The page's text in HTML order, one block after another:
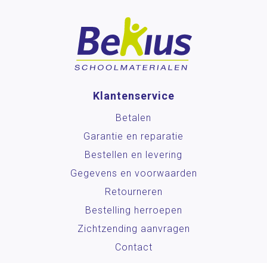
Klantenservice
Betalen
Garantie en reparatie
Bestellen en levering
Gegevens en voorwaarden
Retourneren
Bestelling herroepen
Zichtzending aanvragen
Contact